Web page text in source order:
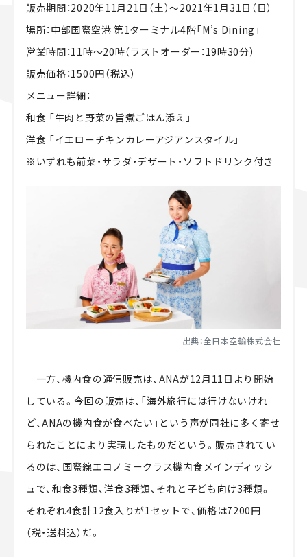
販売期間：2020年11月21日（土）～2021年1月31日（日）
場所：中部国際空港 第1ターミナル4階「M’s Dining」
営業時間：11時～20時（ラストオーダー：19時30分）
販売価格：1500円（税込）
メニュー詳細：
和食 「牛肉と野菜の旨煮ごはん添え」
洋食 「イエローチキンカレーアジアンスタイル」
※いずれも前菜・サラダ・デザート・ソフトドリンク付き
出典：全日本空輸株式会社
一方、機内食の通信販売は、 ANAが12月 11 日より開始
している。今回の販売は、「海外旅行には行けないけれ
ど、ANAの機内食が食べたい」という声が同社に多く寄せ
られたことにより実現したものだという。販売されてい
るのは、国際線エコノミークラス機内食メインディッシ
ュで、和食3種類、洋食3種類、それと子ども向け3種類。
それぞれ4食計12食入りが1セットで、価格は7200円
（税・送料込）だ。